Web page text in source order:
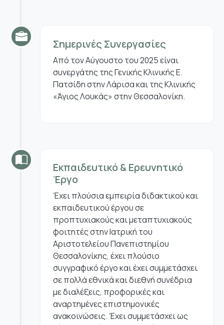
Σημερινές Συνεργασίες
Από τον Αύγουστο του 2025 είναι
συνεργάτης της Γενικής Κλινικής Ε.
Πατσίδη στην Λάρισα και της Κλινικής
«Άγιος Λουκάς» στην Θεσσαλονίκη.
Εκπαιδευτικό & Ερευνητικό
Έργο
Έχει πλούσια εμπειρία διδακτικού και
εκπαιδευτικού έργου σε
προπτυχιακούς και μεταπτυχιακούς
φοιτητές στην Ιατρική του
Αριστοτελείου Πανεπιστημίου
Θεσσαλονίκης, έχει πλούσιο
συγγραφικό έργο και έχει συμμετάσχει
σε πολλά εθνικά και διεθνή συνέδρια
με διαλέξεις, προφορικές και
αναρτημένες επιστημονικές
ανακοινώσεις. Έχει συμμετάσχει ως